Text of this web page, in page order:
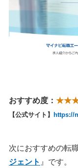
おすすめ度：
【公式サイト】 https://
次におすすめの転
ジェント 』です。